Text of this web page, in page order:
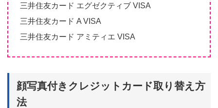
三井住友カード エグゼクティブ VISA
三井住友カード A VISA
三井住友カード アミティエ VISA
顔写真付きクレジットカード取り替え方
法